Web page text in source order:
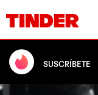
SUSCRÍBETE